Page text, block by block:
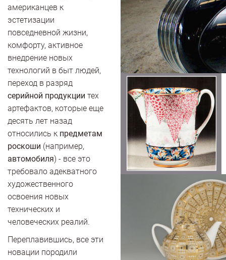
американцев к
эстетизации
повседневной жизни,
комфорту, активное
внедрение новых
технологий в быт людей,
переход в разряд
серийной продукции тех
артефактов, которые еще
десять лет назад
относились к предметам
роскоши (например,
автомобиля) - все это
требовало адекватного
художественного
освоения новых
технических и
человеческих реалий.
Переплавившись, все эти
новации породили